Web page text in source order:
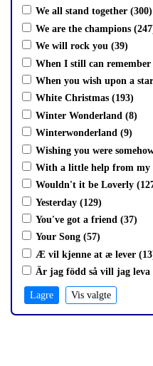
We all stand together (300)
We are the champions
We will rock you (39)
When I still can remember
When you wish upon a
White Christmas (193)
Winter Wonderland (8)
Winterwonderland (9)
Wishing you were
With a little help from my
Wouldn't it be Loverly
Yesterday (129)
You've got a friend (37)
Your Song (57)
Æ vil kjenne at æ lever
Är jag född så vill jag leva